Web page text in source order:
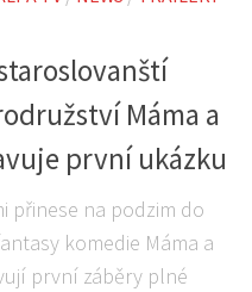
Máma a
první ukázku
přinese na podzim do
komedie Máma a
první záběry plné